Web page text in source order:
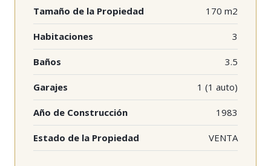
Tamaño de la Propiedad 170 m2
Habitaciones 3
Baños 3.5
Garajes 1 (1 auto)
Año de Construcción 1983
Estado de la Propiedad VENTA